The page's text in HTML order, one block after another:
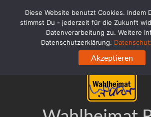
springen
Diese Website benutzt Cookies. Indem
stimmst Du - jederzeit für die Zukunft
Datenverarbeitung zu. Weitere
Datenschutzerklärung.
Akzeptieren